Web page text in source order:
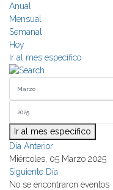
Anual
Mensual
Semanal
Hoy
Ir al mes específico
Ir al mes específico
Día Anterior
Miércoles, 05 Marzo 2025
Siguiente Día
No se encontraron eventos